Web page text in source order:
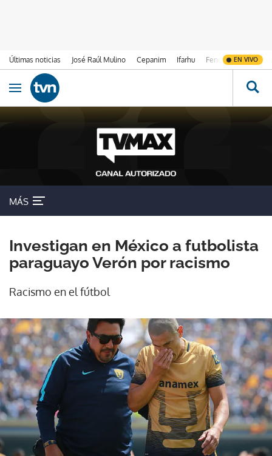
Últimas noticias José Raúl Mulino Cepanim Ifarhu Fenómeno de El
EN VIVO
Ir al contenido
Obrir navegació
MÁS
Investigan en México a futbolista
paraguayo Verón por racismo
Racismo en el fútbol